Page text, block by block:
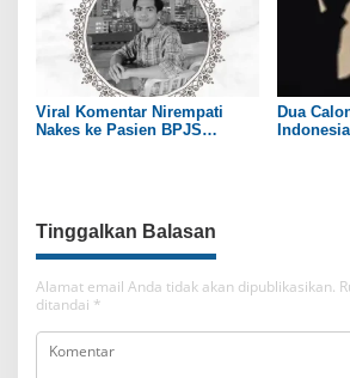
Viral Komentar Nirempati
Nakes ke Pasien BPJS
Dua
Tinggalkan Balasan
Alamat email Anda tidak akan dipublikasikan.
ditandai *